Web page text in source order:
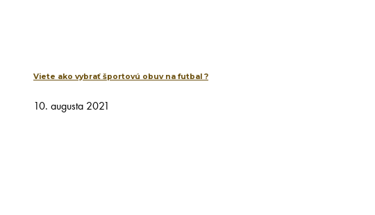
Viete ako vybrať športovú obuv na futbal ?
10. augusta 2021